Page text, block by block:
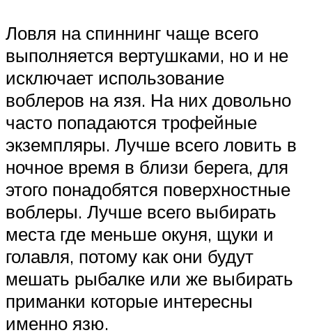
Ловля на спиннинг чаще всего
выполняется вертушками, но и не
исключает использование
воблеров на язя. На них довольно
часто попадаются трофейные
экземпляры. Лучше всего ловить в
ночное время в близи берега, для
этого понадобятся поверхностные
воблеры. Лучше всего выбирать
места где меньше окуня, щуки и
голавля, потому как они будут
мешать рыбалке или же выбирать
приманки которые интересны
именно язю.